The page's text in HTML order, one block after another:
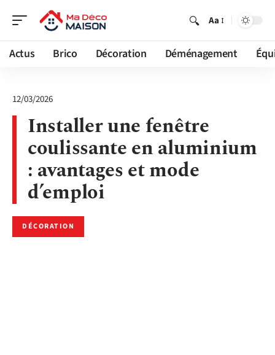
Aa
Actus Brico Décoration Déménagement
12/03/2026
Installer une fenêtre
coulissante en aluminium
: avantages et mode
d’emploi
DÉCORATION